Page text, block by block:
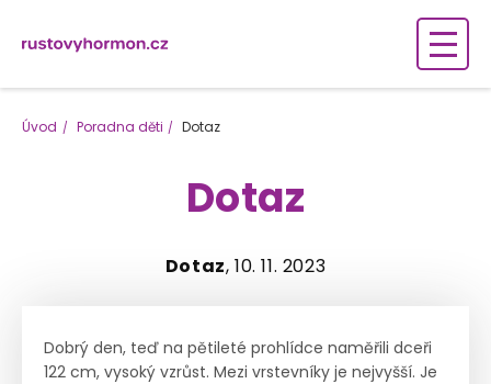
Úvod Poradna děti Dotaz
Dotaz
Dotaz, 10. 11. 2023
Dobrý den, teď na pětileté prohlídce naměřili dceři
122 cm, vysoký vzrůst. Mezi vrstevníky je nejvyšší. Je